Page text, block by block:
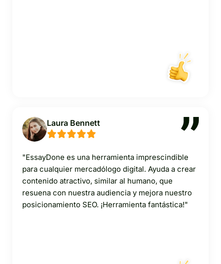
Laura Bennett
"EssayDone es una herramienta imprescindible
para cualquier mercadólogo digital. Ayuda a crear
contenido atractivo, similar al humano, que
resuena con nuestra audiencia y mejora nuestro
posicionamiento SEO. ¡Herramienta fantástica!"